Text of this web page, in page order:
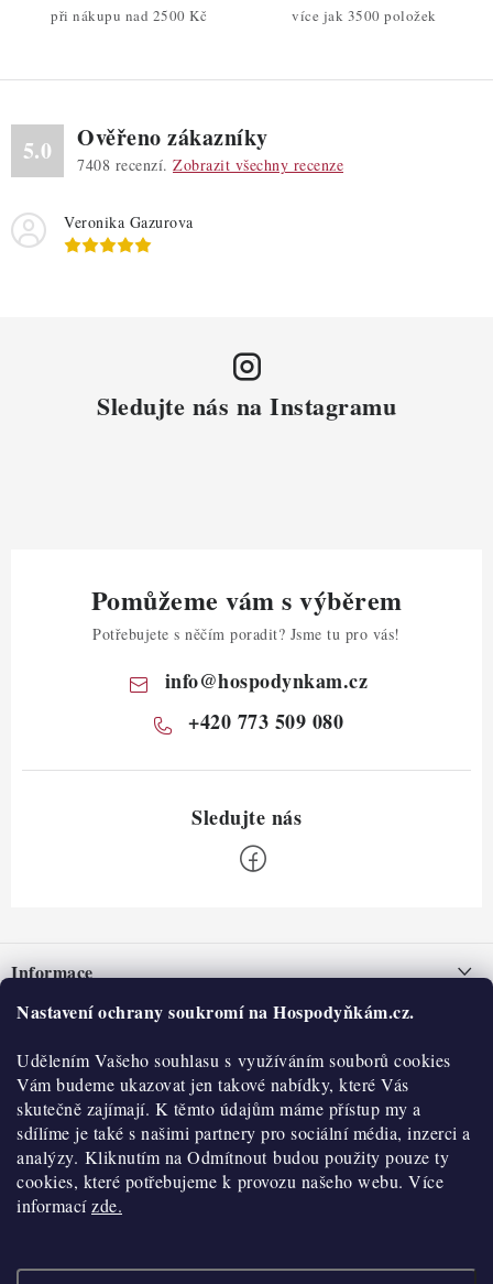
Nastavení ochrany soukromí na Hospodyňkám.cz.
Udělením Vašeho souhlasu s využíváním souborů cookies
Vám budeme ukazovat jen takové nabídky, které Vás
skutečně zajímají. K těmto údajům máme přístup my a
sdílíme je také s našimi partnery pro sociální média, inzerci a
analýzy. Kliknutím na Odmítnout budou použity pouze ty
cookies, které potřebujeme k provozu našeho webu. Více
informacízde.
u
při nákupu nad 2500 Kč více jak 3500 položek
5.0 Ověřeno zákazníky
7408 recenzí. Zobrazit všechny recenze
Veronika Gazurova
Sledujte nás na Instagramu
Pomůžeme vám s výběrem
Potřebujete s něčím poradit? Jsme tu pro vás!
info@hospodynkam.cz
+420 773 509 080
pInformace
Nepřevzetí zásilky na dobírku
Obchodní podmínky
Hodnocení obchodu
Blog
Moje objednávka
O nás
Historie
Kontakty
O nákupu
Reklamace a vratky
Výdejní místa